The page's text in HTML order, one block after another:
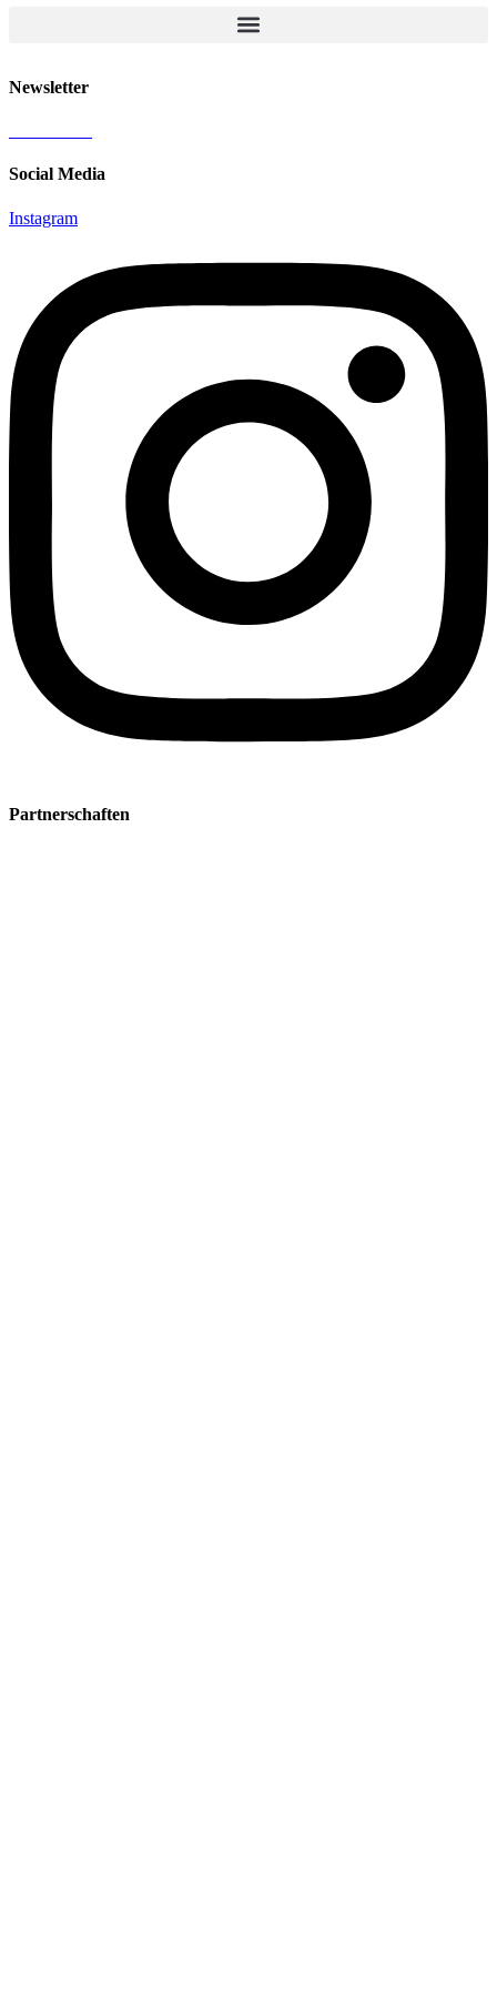
Newsletter
Social Media
Instagram
Partnerschaften